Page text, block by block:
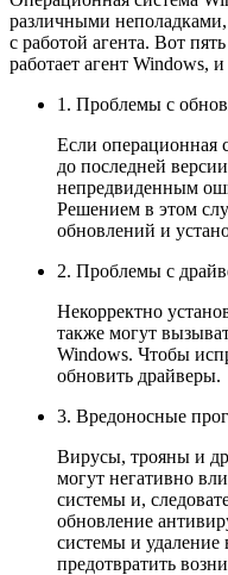
различными
с работой агента. Вот
работает агент Windows,
1. Проблемы с
Если операционная
до последней
непредвиденным
Решением в этом
обновлений и
2. Проблемы с
Некорректно
также могут
Windows. Чтобы
обновить драйверы.
3. Вредоносные
Вирусы, трояны и
могут негативно
системы и,
обновление
системы и
предотвратить